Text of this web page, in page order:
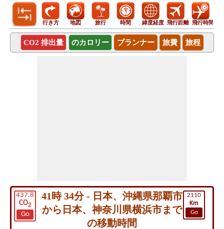
行き方 地図 旅行 時間 緯度経度 飛行距離 飛行時間
CO2 排出量 のカロリー プランナー 旅費 旅程
437.8
CO2
Go
2110
Km
Go
41時 34分 - 日本、沖縄県那覇市
から日本、神奈川県横浜市まで
の移動時間